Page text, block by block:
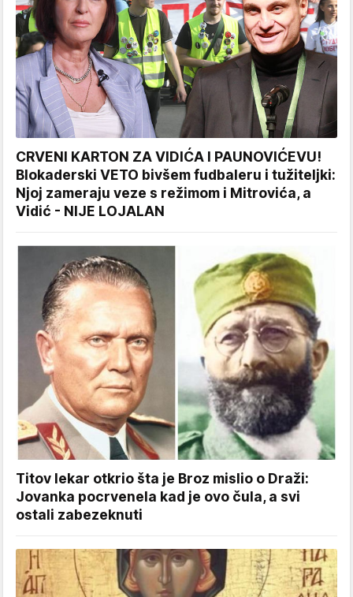
CRVENI KARTON ZA VIDIĆA I PAUNOVIĆEVU!
Blokaderski VETO bivšem fudbaleru i tužiteljki:
Njoj zameraju veze s režimom i Mitrovića, a
Vidić - NIJE LOJALAN
Titov lekar otkrio šta je Broz mislio o Draži:
Jovanka pocrvenela kad je ovo čula, a svi
ostali zabezeknuti